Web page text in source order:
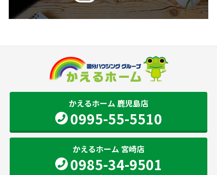
かえるホーム 鹿児島店
0995-55-5510
かえるホーム 宮崎店
0985-34-9501